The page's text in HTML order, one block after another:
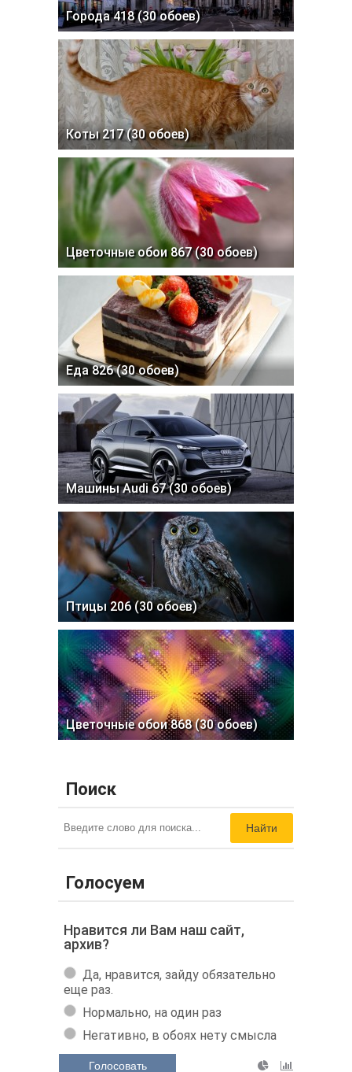
Города 418 (30 обоев)
Коты 217 (30 обоев)
Цветочные обои 867 (30 обоев)
Еда 826 (30 обоев)
Машины Audi 67 (30 обоев)
Птицы 206 (30 обоев)
Цветочные обои 868 (30 обоев)
Поиск
Найти
Голосуем
Нравится ли Вам наш сайт,
архив?
Да, нравится, зайду обязательно
еще раз.
Нормально, на один раз
Негативно, в обоях нету смысла
Голосовать